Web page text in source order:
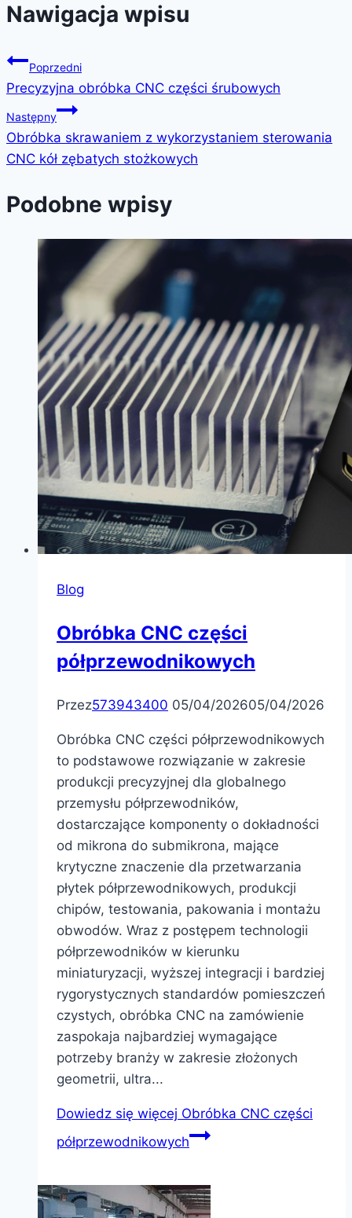
Nawigacja wpisu
Poprzedni
Precyzyjna obróbka CNC części śrubowych
Następny
Obróbka skrawaniem z wykorzystaniem sterowania
CNC kół zębatych stożkowych
Podobne wpisy
Blog
Obróbka CNC części
półprzewodnikowych
Przez573943400 05/04/202605/04/2026
Obróbka CNC części półprzewodnikowych
to podstawowe rozwiązanie w zakresie
produkcji precyzyjnej dla globalnego
przemysłu półprzewodników,
dostarczające komponenty o dokładności
od mikrona do submikrona, mające
krytyczne znaczenie dla przetwarzania
płytek półprzewodnikowych, produkcji
chipów, testowania, pakowania i montażu
obwodów. Wraz z postępem technologii
półprzewodników w kierunku
miniaturyzacji, wyższej integracji i bardziej
rygorystycznych standardów pomieszczeń
czystych, obróbka CNC na zamówienie
zaspokaja najbardziej wymagające
potrzeby branży w zakresie złożonych
geometrii, ultra...
Dowiedz się więcej Obróbka CNC części
półprzewodnikowych